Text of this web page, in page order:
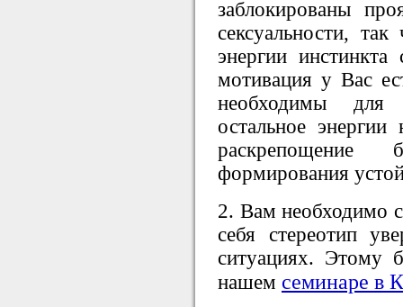
заблокированы
сексуальности,
энергии инстинкта
мотивация у Вас
необходимы
остальное
раскрепощение
формирования
2. Вам необходимо
себя стереотип
ситуациях. Этому
нашем семинаре в